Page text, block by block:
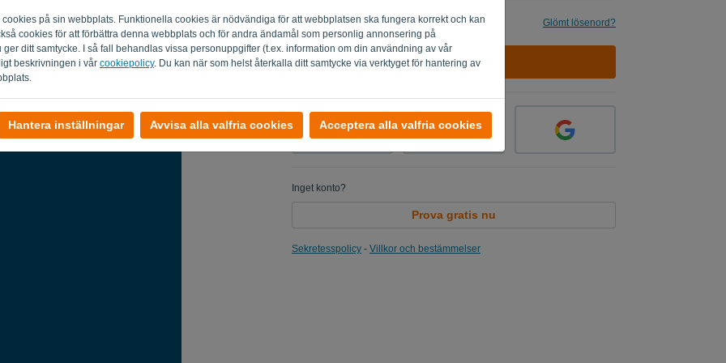
på sin webbplats. Funktionella cookies är nödvändiga för att webbplatsen ska fungera korrekt och kan
cookies för att förbättra denna webbplats och för andra ändamål som personlig annonsering på
ger ditt samtycke. I så fall behandlas vissa personuppgifter (t.ex. information om din användning av vår
beskrivningen i vår cookiepolicy. Du kan när som helst återkalla ditt samtycke via verktyget för hantering av
Hantera inställningar Avvisa alla valfria cookies Acceptera alla valfria cookies
Påminn mig Glömt lösenord?
LOGGA IN
Inget konto?
Prova gratis nu
Sekretesspolicy - Villkor och bestämmelser